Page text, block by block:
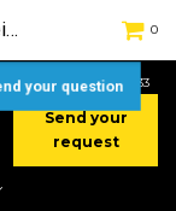
[+49] (0) 2232-5205
MOBIL:
[+49] (0) 177 / 4080033
Send your
request
0
Abdeckung Verkleidung Tachoverkleidung Hyundai i20 Mobis TRW 84830-1J000
your question